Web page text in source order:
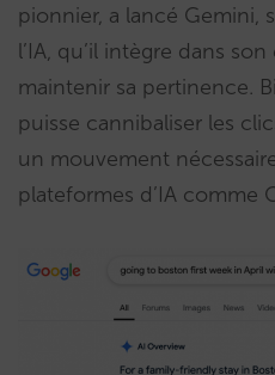
pionnier, a lancé Gemini,
l’IA, qu’il intègre dans
maintenir sa pertinence.
puisse cannibaliser les
un mouvement
plateformes d’IA comme